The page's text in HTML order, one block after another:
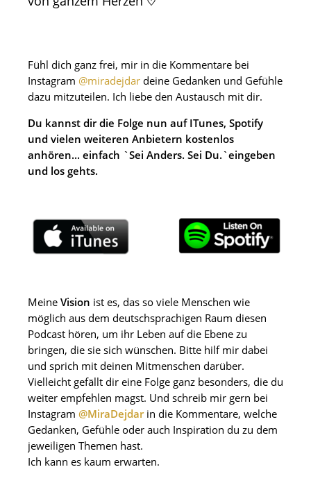
Fühl dich ganz frei, mir in die Kommentare bei
Instagram @miradejdar deine Gedanken und Gefühle
dazu mitzuteilen. Ich liebe den Austausch mit dir.
Du kannst dir die Folge nun auf ITunes, Spotify
und vielen weiteren Anbietern kostenlos
anhören... einfach `Sei Anders. Sei Du.`eingeben
und los gehts.
Meine Vision ist es, das so viele Menschen wie
möglich aus dem deutschsprachigen Raum diesen
Podcast hören, um ihr Leben auf die Ebene zu
bringen, die sie sich wünschen. Bitte hilf mir dabei
und sprich mit deinen Mitmenschen darüber.
Vielleicht gefällt dir eine Folge ganz besonders, die du
weiter empfehlen magst. Und schreib mir gern bei
Instagram @MiraDejdarin die Kommentare, welche
Gedanken, Gefühle oder auch Inspiration du zu dem
jeweiligen Themen hast.
Ich kann es kaum erwarten.